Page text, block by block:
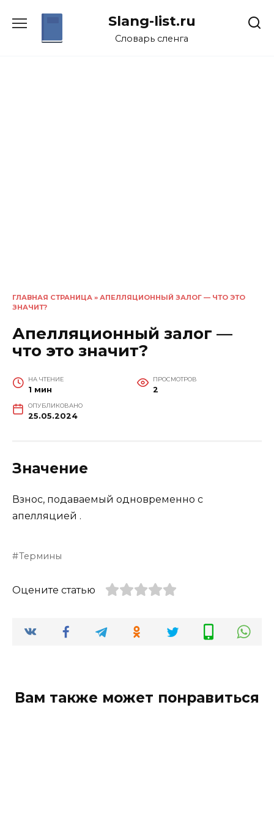
Slang-list.ru
Словарь сленга
ГЛАВНАЯ СТРАНИЦА » АПЕЛЛЯЦИОННЫЙ ЗАЛОГ — ЧТО ЭТО
ЗНАЧИТ?
Апелляционный залог —
что это значит?
НА ЧТЕНИЕ
1 мин
ПРОСМОТРОВ
2
ОПУБЛИКОВАНО
25.05.2024
Значение
Взнос, подаваемый одновременно с
апелляцией .
Термины
Оцените статью
Вам также может понравиться